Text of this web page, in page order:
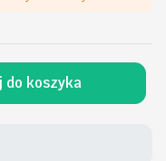
do koszyka